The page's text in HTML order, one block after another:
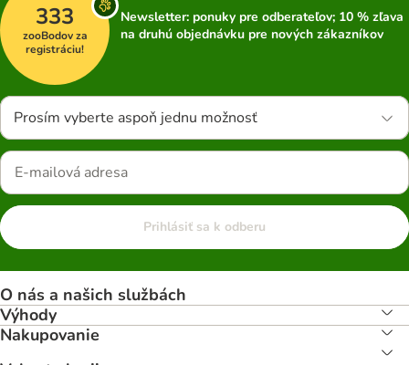
333
zooBodov za
registráciu!
Newsletter: ponuky pre odberateľov; 10 % zľava
na druhú objednávku pre nových zákazníkov
Prosím vyberte aspoň jednu možnosť
Prihlásiť sa k odberu
O nás a našich službách
Výhody
Nakupovanie